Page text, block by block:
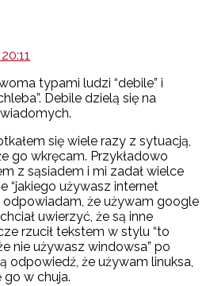
typami ludzi “debile” i
Debile dzielą się na
się wiele razy z sytuacją,
go wkręcam. Przykładowo
z sąsiadem i mi zadał wielce
“jakiego używasz internet
odpowiadam, że używam google
uwierzyć, że są inne
rzucił tekstem w stylu “to
nie używasz windowsa” po
odpowiedź, że używam linuksa,
go w chuja.